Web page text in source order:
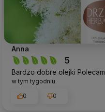
Anna
5
Bardzo dobre olejki Polecam
w tym tygodniu
0
0